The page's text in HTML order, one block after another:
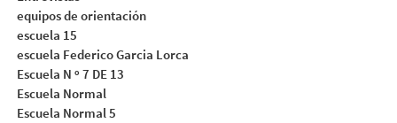
equipos de orientación
escuela 15
escuela Federico Garcia Lorca
Escuela N º 7 DE 13
Escuela Normal
Escuela Normal 5